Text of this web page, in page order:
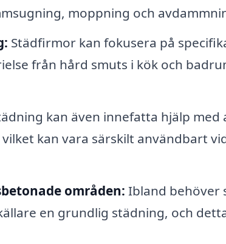
moppning och
Städfirmor kan fokusera på
från hård smuts i kök och
kan även innefatta hjälp
kan vara särskilt användbart
områden: Ibland behöver
en grundlig städning, och